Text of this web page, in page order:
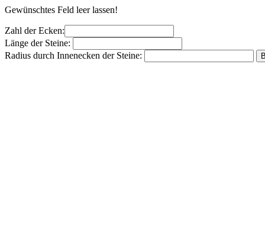
Gewünschtes Feld leer lassen!
Zahl der Ecken:
Länge der Steine:
Radius durch Innenecken der Steine: